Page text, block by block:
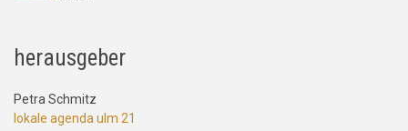
herausgeber
Petra Schmitz
lokale agenda ulm 21